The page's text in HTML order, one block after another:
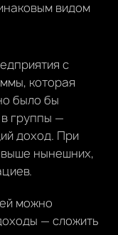
видом
с
которая
было бы
группы —
доход. При
нынешних,
можно
— сложить